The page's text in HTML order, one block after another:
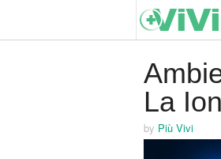
La
by Più Vivi